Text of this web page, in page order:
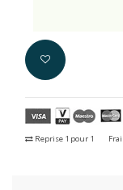
Reprise 1 pour 1 Frais